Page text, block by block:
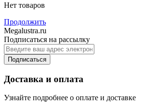
Нет товаров
Продолжить
Megalustra.ru
Подписаться на рассылку
Подписаться
Доставка и оплата
Узнайте подробнее о оплате и доставке